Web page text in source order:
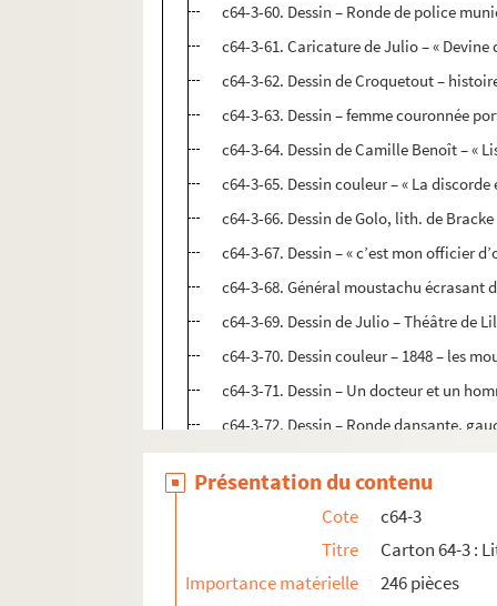
c64-3-60. Dessin – Ronde de police
c64-3-61. Caricature de Julio – « Devine
c64-3-62. Dessin de Croquetout –
c64-3-63. Dessin – femme couronnée
c64-3-64. Dessin de Camille Benoît – «
c64-3-65. Dessin couleur – « La
c64-3-66. Dessin de Golo, lith. de
c64-3-67. Dessin – « c’est mon officier
c64-3-68. Général moustachu écrasant
c64-3-69. Dessin de Julio – Théâtre de
c64-3-70. Dessin couleur – 1848 – les
c64-3-71. Dessin – Un docteur et un
c64-3-72. Dessin – Ronde dansante,
c64-3-73. Dessin de Julio – Théâtre de
c64-3-74. Dessin de Trognon de chou,
c64-3-75. Dessin crayon – homme et
c64-3-76. Monet ? de la garde
c64-3-77. Dessin – « Une séance au
Présentation du contenu
Cote
c64-3
Titre
Carton 64-3 :
Importance matérielle
246 pièces